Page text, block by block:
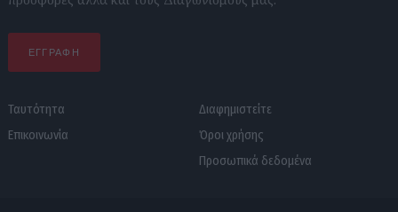
ΕΓΓΡΑΦΗ
Ταυτότητα
Επικοινωνία
Διαφημιστείτε
Όροι χρήσης
Προσωπικά δεδομένα